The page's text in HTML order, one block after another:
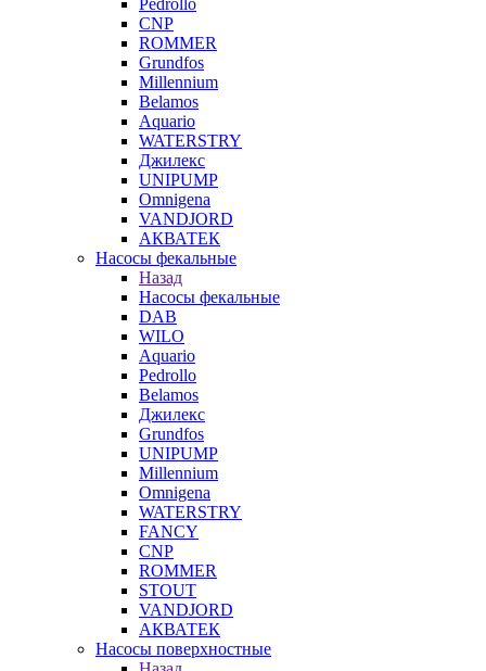
Pedrollo
CNP
ROMMER
Grundfos
Millennium
Belamos
Aquario
WATERSTRY
Джилекс
UNIPUMP
Omnigena
VANDJORD
АКВАТЕК
Насосы фекальные
Назад
Насосы фекальные
DAB
WILO
Aquario
Pedrollo
Belamos
Джилекс
Grundfos
UNIPUMP
Millennium
Omnigena
WATERSTRY
FANCY
CNP
ROMMER
STOUT
VANDJORD
АКВАТЕК
Насосы поверхностные